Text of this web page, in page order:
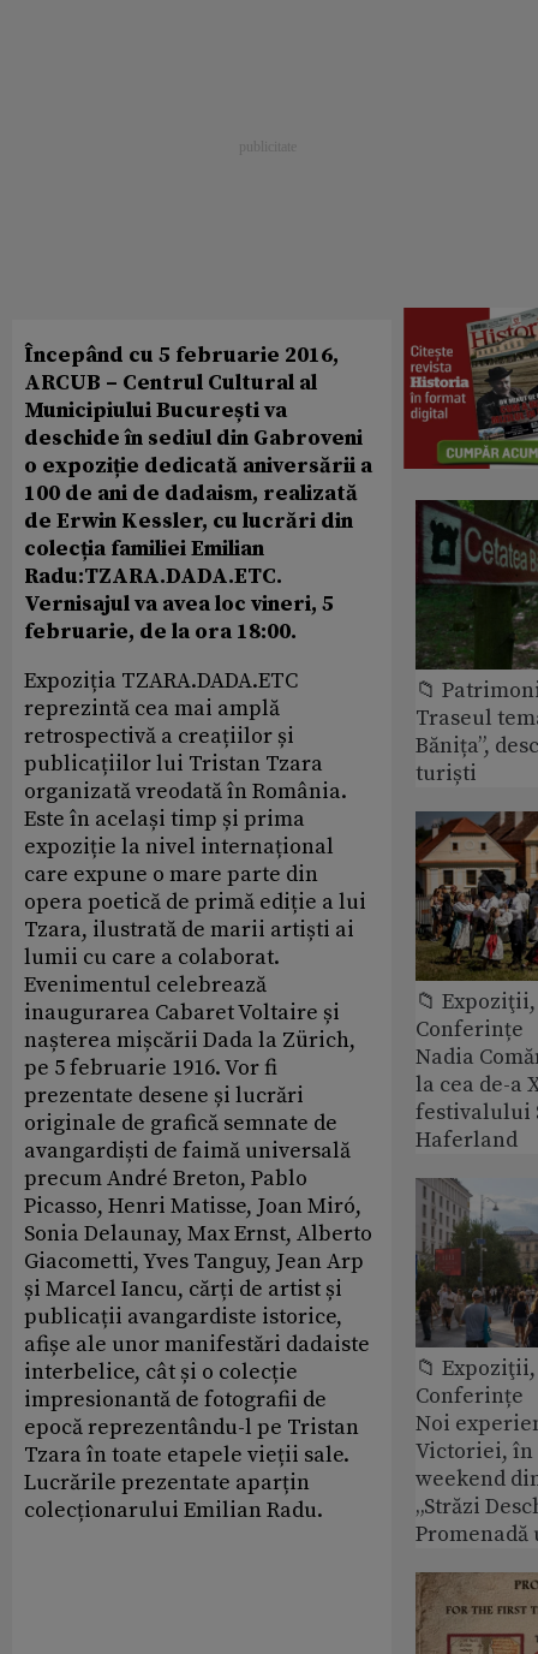
Începând cu 5 februarie 2016,
ARCUB – Centrul Cultural al
Municipiului București va
deschide în sediul din Gabroveni
o expoziție dedicată aniversării a
100 de ani de dadaism, realizată
de Erwin Kessler, cu lucrări din
colecția familiei Emilian
Radu:TZARA.DADA.ETC.
Vernisajul va avea loc vineri, 5
februarie, de la ora 18:00.
Expoziția TZARA.DADA.ETC
reprezintă cea mai amplă
retrospectivă a creațiilor și
publicațiilor lui Tristan Tzara
organizată vreodată în România.
Este în același timp și prima
expoziție la nivel internațional
care expune o mare parte din
opera poetică de primă ediție a lui
Tzara, ilustrată de marii artiști ai
lumii cu care a colaborat.
Evenimentul celebrează
inaugurarea Cabaret Voltaire și
nașterea mișcării Dada la Zürich,
pe 5 februarie 1916. Vor fi
prezentate desene și lucrări
originale de grafică semnate de
avangardiști de faimă universală
precum André Breton, Pablo
Picasso, Henri Matisse, Joan Miró,
Sonia Delaunay, Max Ernst, Alberto
Giacometti, Yves Tanguy, Jean Arp
și Marcel Iancu, cărți de artist și
publicații avangardiste istorice,
afișe ale unor manifestări dadaiste
interbelice, cât și o colecție
impresionantă de fotografii de
epocă reprezentându-l pe Tristan
Tzara în toate etapele vieții sale.
Lucrările prezentate aparțin
colecționarului Emilian Radu.
📁
Traseul
Bănița”,
turiști
📁
Conferințe
Nadia
la cea de-a
festivalului
Haferland
📁
Conferințe
Noi
Victoriei,
weekend
„Străzi
Promenadă